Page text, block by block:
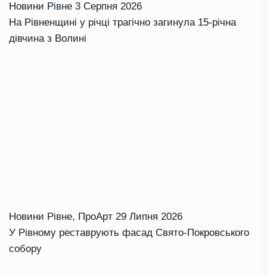
Новини Рівне 3 Серпня 2026
На Рівненщині у річці трагічно загинула 15-річна
дівчина з Волині
Новини Рівне, ПроАрт 29 Липня 2026
У Рівному реставрують фасад Свято-Покровського
собору